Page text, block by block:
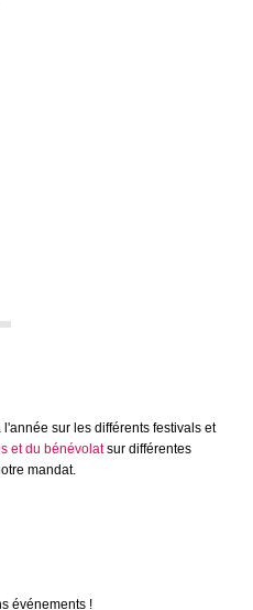
sur les différents festivals et
et du bénévolatsur différentes
mandat.
événements !